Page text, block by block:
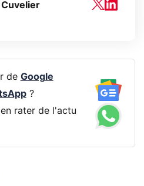
Cuvelier
de Google
?
rater de l'actu